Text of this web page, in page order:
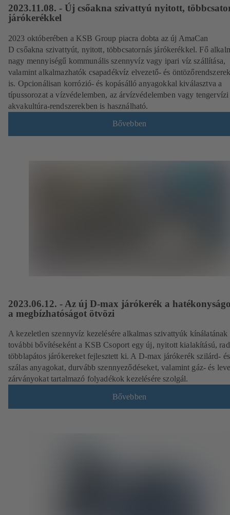
2023.11.08. - Új csőakna szivattyú nyitott,
járókerékkel
2023 októberében a KSB Group piacra dobta az új AmaCan
D csőakna szivattyút, nyitott, többcsatornás járókerékkel. Fő
nagy mennyiségű kommunális szennyvíz vagy ipari víz szállítása,
valamint alkalmazhatók csapadékvíz elvezető- és
is. Opcionálisan korrózió- és kopásálló anyagokkal kiválasztva a
típussorozat a vízvédelemben, az árvízvédelemben vagy tengervízi
akvakultúra-rendszerekben is használható.
Bővebben
2023.06.12. - Az új D-max járókerék a
a megbízhatóságot ötvözi
A kezeletlen szennyvíz kezelésére alkalmas szivattyúk kínálatának
további bővítéseként a KSB Csoport egy új, nyitott kialakítású,
többlapátos járókereket fejlesztett ki. A D-max járókerék szilárd- és
szálas anyagokat, durvább szennyeződéseket, valamint gáz- és
zárványokat tartalmazó folyadékok kezelésére szolgál.
Bővebben